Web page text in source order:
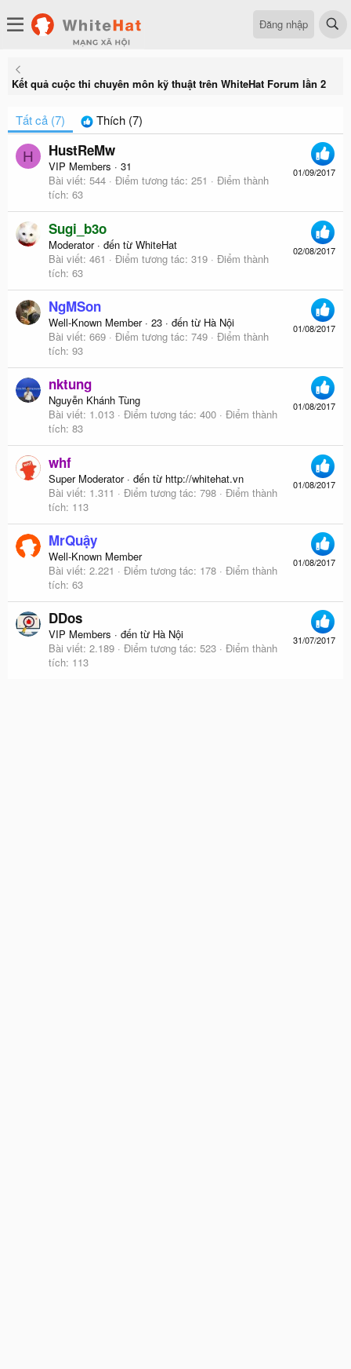
Đăng nhập
Kết quả cuộc thi chuyên môn kỹ thuật trên WhiteHat Forum lần 2
Tất cả (7) Thích (7)
H
01/09/2017
HustReMw
VIP Members · 31
Bài viết 544 Điểm tương tác 251
Điểm thành
tích 63
02/08/2017
Sugi_b3o
Moderator · đến từ WhiteHat
Bài viết 461 Điểm tương tác 319
Điểm thành
tích 63
01/08/2017
NgMSon
Well-Known Member · 23 · đến từ Hà Nội
Bài viết 669 Điểm tương tác 749
Điểm thành
tích 93
01/08/2017
nktung
Nguyễn Khánh Tùng
Bài viết 1.013 Điểm tương tác 400
Điểm thành
tích 83
01/08/2017
whf
Super Moderator · đến từ http://whitehat.vn
Bài viết 1.311 Điểm tương tác 798
Điểm thành
tích 113
01/08/2017
MrQuậy
Well-Known Member
Bài viết 2.221 Điểm tương tác 178
Điểm thành
tích 63
31/07/2017
DDos
VIP Members · đến từ Hà Nội
Bài viết 2.189 Điểm tương tác 523
Điểm thành
tích 113